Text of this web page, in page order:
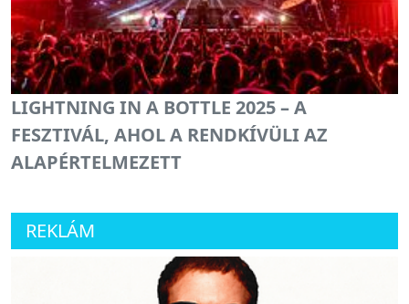
LIGHTNING IN A BOTTLE 2025 – A
FESZTIVÁL, AHOL A RENDKÍVÜLI AZ
ALAPÉRTELMEZETT
REKLÁM